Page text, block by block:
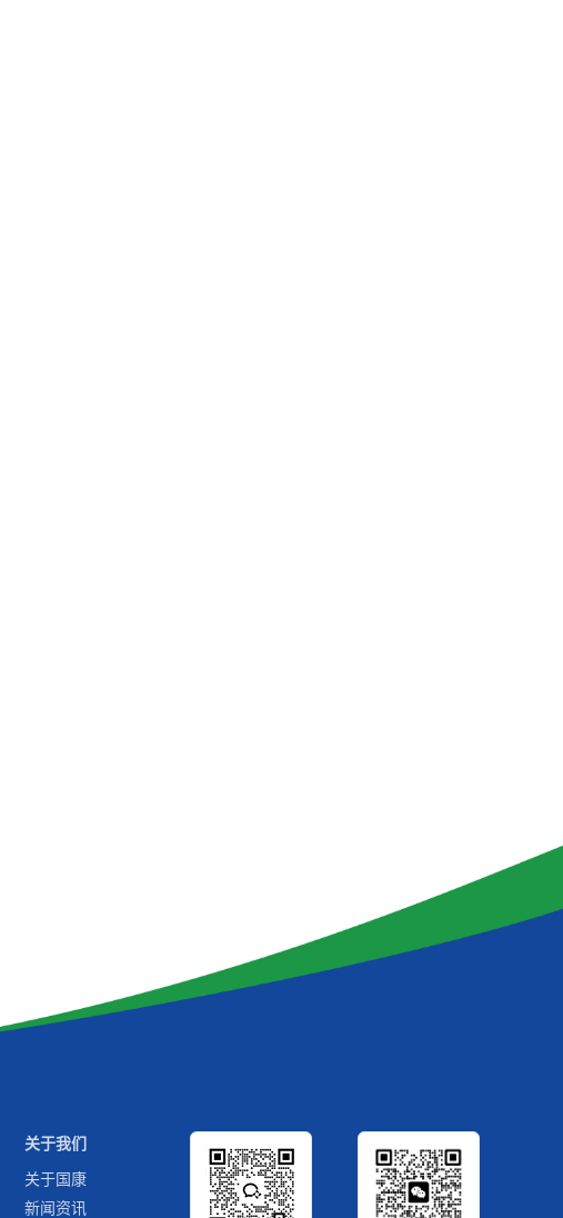
关于我们
关于国康
新闻资讯